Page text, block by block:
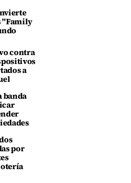
"Family
contra
a
banda
por